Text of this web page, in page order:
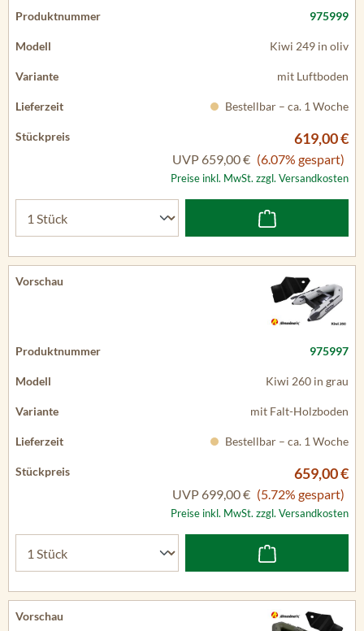
975999
Kiwi 249 in oliv
mit Luftboden
Bestellbar – ca. 1 Woche
619,00 €
UVP 659,00 € (6.07% gespart)
Preise inkl. MwSt. zzgl. Versandkosten
975997
Kiwi 260 in grau
mit Falt-Holzboden
Bestellbar – ca. 1 Woche
659,00 €
UVP 699,00 € (5.72% gespart)
Preise inkl. MwSt. zzgl. Versandkosten